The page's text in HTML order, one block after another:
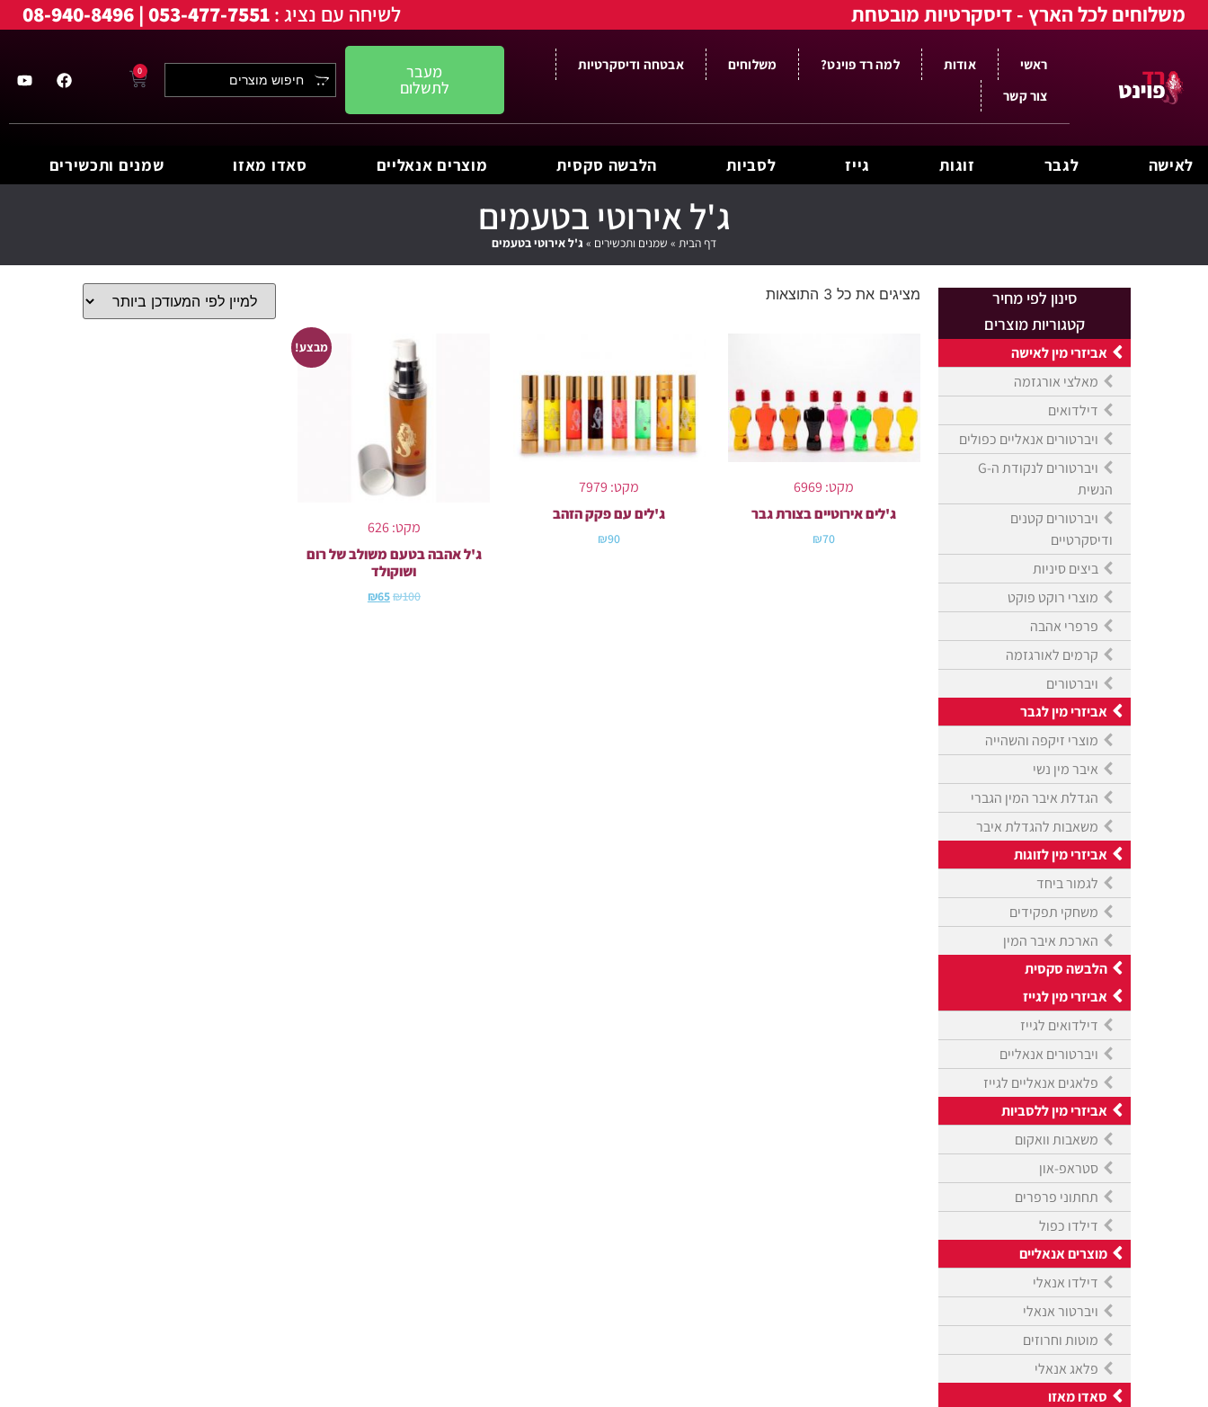
משלוחים לכל הארץ - דיסקרטיות מובטחת לשיחה עם נציג : 053-477-7551 | 08-940-8496
ראשי אודות למה רד פוינט? משלוחים
אבטחה ודיסקרטיות
צור קשר
מעבר
לתשלום
0
לאישה לגבר זוגות גייז לסביות הלבשה סקסית מוצרים אנאליים סאדו מאזו שמנים ותכשירים
ג'ל אירוטי בטעמים
דף הבית » שמנים ותכשירים »ג'ל אירוטי בטעמים
סינון לפי מחיר
קטגוריות מוצרים
אביזרי מין לאישה
מאלצי אורגזמה
דילדואים
ויברטורים אנאליים כפולים
ויברטורים לנקודת ה-G
הנשית
ויברטורים קטנים
ודיסקרטיים
ביצים סיניות
מוצרי רוקט פוקט
פרפרי אהבה
קרמים לאורגזמה
ויברטורים
אביזרי מין לגבר
מוצרי זיקפה והשהייה
איבר מין נשי
הגדלת איבר המין הגברי
משאבות להגדלת איבר
אביזרי מין לזוגות
לגמור ביחד
משחקי תפקידים
הארכת איבר המין
הלבשה סקסית
אביזרי מין לגייז
דילדואים לגייז
ויברטורים אנאליים
פלאגים אנאליים לגייז
אביזרי מין ללסביות
משאבות וואקום
סטראפ-און
תחתוני פרפרים
דילדו כפול
מוצרים אנאליים
דילדו אנאלי
ויברטור אנאלי
מוטות וחרוזים
פלאג אנאלי
סאדו מאזו
מציגים את כל ⁦3⁩ התוצאות
מקט: 6969
ג'לים אירוטיים בצורת גבר
₪70
מקט: 7979
ג'לים עם פקק הזהב
₪90
מבצע!
מקט: 626
ג'ל אהבה בטעם משולב של רום
ושוקולד
₪100
₪65